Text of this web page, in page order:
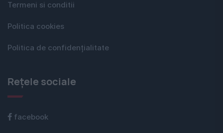
Termeni si conditii
Politica cookies
Politica de confidențialitate
Rețele sociale
facebook